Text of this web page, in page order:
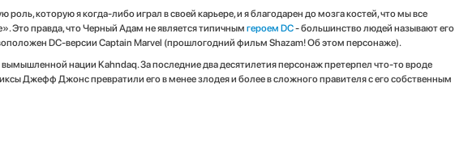
роль, которую я когда-либо играл в своей карьере, и я благодарен до мозга костей, что мы все
Это правда, что Черный Адам не является типичным героем DC- большинство людей называют его
DC-версии Captain Marvel (прошлогодний фильм Shazam! Об этом персонаже).
нации Kahndaq. За последние два десятилетия персонаж претерпел что-то вроде
Джефф Джонс превратили его в менее злодея и более в сложного правителя с его собственным